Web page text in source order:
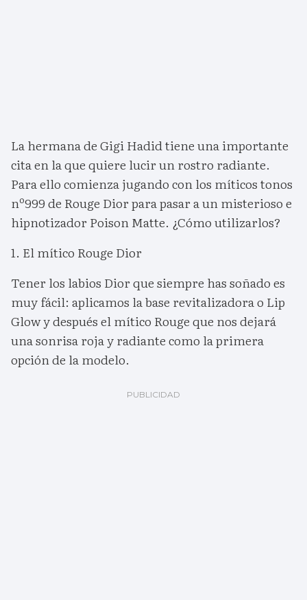
La hermana de Gigi Hadid tiene una importante
cita en la que quiere lucir un rostro radiante.
Para ello comienza jugando con los míticos tonos
nº999 de Rouge Dior para pasar a un misterioso e
hipnotizador Poison Matte. ¿Cómo utilizarlos?
1. El mítico Rouge Dior
Tener los labios Dior que siempre has soñado es
muy fácil: aplicamos la base revitalizadora o Lip
Glow y después el mítico Rouge que nos dejará
una sonrisa roja y radiante como la primera
opción de la modelo.